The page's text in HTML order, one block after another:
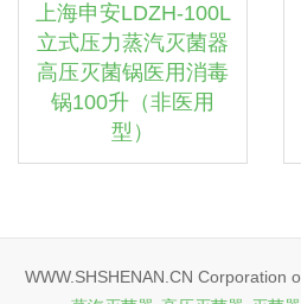
上海申安LDZH-100L
立式压力蒸汽灭菌器
高压灭菌锅医用消毒
锅100升（非医用
型）
WWW.SHSHENAN.CN Corporation